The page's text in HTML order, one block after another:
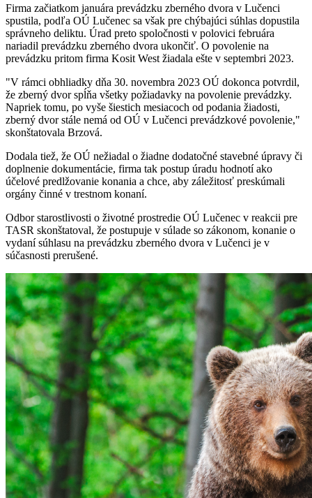
Firma začiatkom januára prevádzku zberného dvora v Lučenci
spustila, podľa OÚ Lučenec sa však pre chýbajúci súhlas dopustila
správneho deliktu. Úrad preto spoločnosti v polovici februára
nariadil prevádzku zberného dvora ukončiť. O povolenie na
prevádzku pritom firma Kosit West žiadala ešte v septembri 2023.
"V rámci obhliadky dňa 30. novembra 2023 OÚ dokonca potvrdil,
že zberný dvor spĺňa všetky požiadavky na povolenie prevádzky.
Napriek tomu, po vyše šiestich mesiacoch od podania žiadosti,
zberný dvor stále nemá od OÚ v Lučenci prevádzkové povolenie,"
skonštatovala Brzová.
Dodala tiež, že OÚ nežiadal o žiadne dodatočné stavebné úpravy či
doplnenie dokumentácie, firma tak postup úradu hodnotí ako
účelové predlžovanie konania a chce, aby záležitosť preskúmali
orgány činné v trestnom konaní.
Odbor starostlivosti o životné prostredie OÚ Lučenec v reakcii pre
TASR skonštatoval, že postupuje v súlade so zákonom, konanie o
vydaní súhlasu na prevádzku zberného dvora v Lučenci je v
súčasnosti prerušené.